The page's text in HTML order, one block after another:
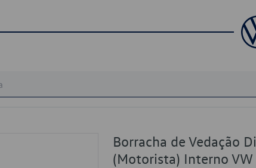
Borracha de Vedação
(Motorista) Interno